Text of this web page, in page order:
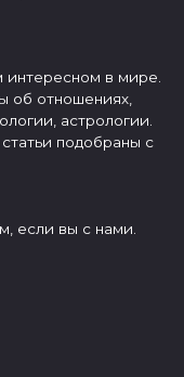
в мире.
об отношениях,
астрологии.
подобраны с
если вы с нами.